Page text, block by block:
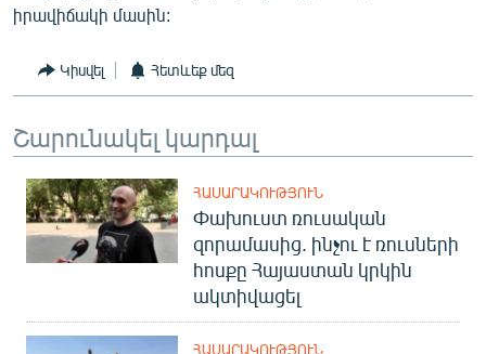
«Ազատության» բոլոր կայքերը
իրավիճակի մասին:
Կիսվել Հետևեք մեզ
Շարունակել կարդալ
ՀԱՍԱՐԱԿՈՒԹՅՈՒՆ
Փախուստ ռուսական
զորամասից. ինչու է ռուսների
հոսքը Հայաստան կրկին
ակտիվացել
ՀԱՍԱՐԱԿՈՒԹՅՈՒՆ